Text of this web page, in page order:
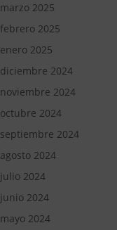
marzo 2025
febrero 2025
enero 2025
diciembre 2024
noviembre 2024
octubre 2024
septiembre 2024
agosto 2024
julio 2024
junio 2024
mayo 2024